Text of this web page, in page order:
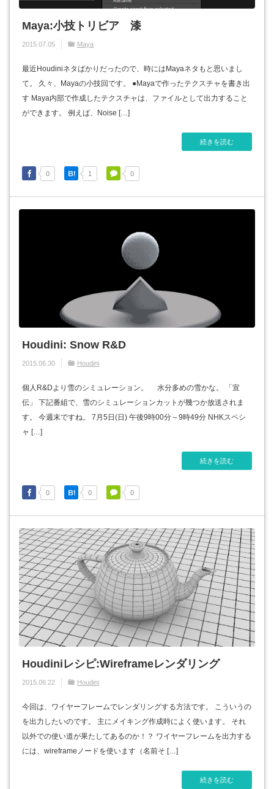
Maya:小技トリビア 漆
2015.07.05 Maya
最近Houdiniネタばかりだったので、時にはMayaネタもと思いまし
て。 久々、Mayaの小技回です。 ●Mayaで作ったテクスチャを書き出
す Maya内部で作成したテクスチャは、ファイルとして出力すること
ができます。 例えば、Noise […]
続きを読む
0 1 0
Houdini: Snow R&D
2015.06.30 Houdini
個人R&Dより雪のシミュレーション。 水分多めの雪かな。 「宣
伝」 下記番組で、雪のシミュレーションカットが幾つか放送されま
す。 今週末ですね。 7月5日(日) 午後9時00分～9時49分 NHKスペシ
ャ […]
続きを読む
0 0 0
Houdiniレシピ:Wireframeレンダリング
2015.06.22 Houdini
今回は、ワイヤーフレームでレンダリングする方法です。 こういうの
を出力したいのです。 主にメイキング作成時によく使います。 それ
以外での使い道が果たしてあるのか！？ ワイヤーフレームを出力する
には、wireframeノードを使います（名前そ […]
続きを読む